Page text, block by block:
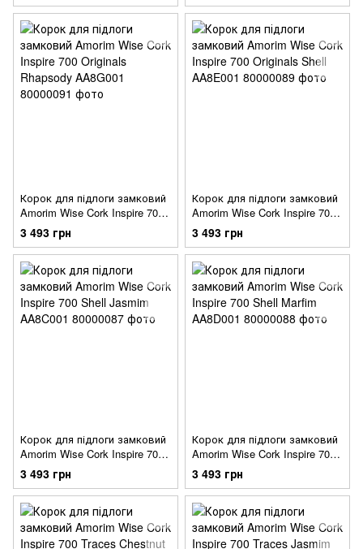
Корок для підлоги замковий
Amorim Wise Cork Inspire 700
Originals Rhapsody AA8G001
3 493 грн
Корок для підлоги замковий
Amorim Wise Cork Inspire 700
Originals Shell AA8E001
3 493 грн
Корок для підлоги замковий
Amorim Wise Cork Inspire 700
Shell Jasmim AA8C001
3 493 грн
Корок для підлоги замковий
Amorim Wise Cork Inspire 700
Shell Marfim AA8D001
3 493 грн